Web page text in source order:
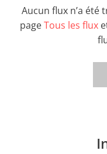
Aucun flux n’a été
pageTous les flux